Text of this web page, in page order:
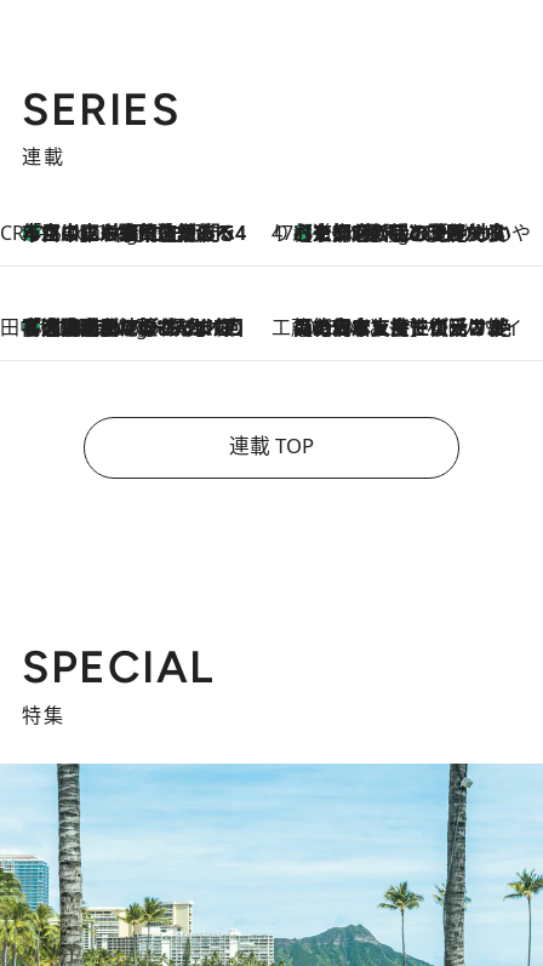
SERIES
連載
CREA'S CHOICE
1 Hour Ago
「立川にも歌舞伎があるんだよ」 片岡仁左衛門・市川中車ら豪華座組みで4年目の立川立飛歌舞伎へ 47都道府県の手みやげ ひんやりスイーツで夏を満喫
1 Hour Ago
【京都府】この夏絶対食べたい 冷やしておいしいおやつ3選 ひと口目から心を掴む新緑のテリーヌ
田中稲の勝手に再ブーム
6 Hours Ago
「湘南乃風に憧れて」観客大盛上がりの“タオル回し”に、ラッパー顔負けの高速歌唱まで…さだまさし（74）のアグレッシブすぎる現在地 工藤まやのおもてなしハワイ
2026.8.6
【ハワイ土産】ローカルの絶大な支持で復活！ 絶品の幻クッキー《元ファンの日本人女性が受け継いだ名店》
連載 TOP
SPECIAL
特集